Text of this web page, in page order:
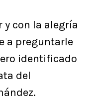
y con la alegría
a preguntarle
identificado
del